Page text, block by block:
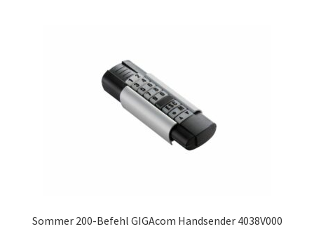
Sommer 200-Befehl GIGAcom Handsender 4038V000